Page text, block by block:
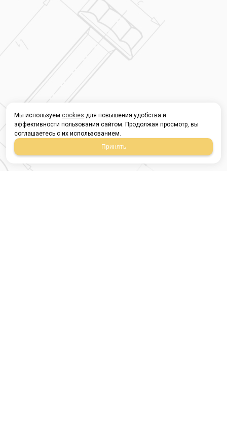
Мы используем cookies для повышения удобства и
эффективности пользования сайтом. Продолжая просмотр, вы
соглашаетесь с их использованием.
Принять